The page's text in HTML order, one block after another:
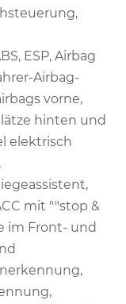
ESP, Airbag
Airbag-
vorne,
hinten und
elektrisch
mit ""stop &
im Front- und